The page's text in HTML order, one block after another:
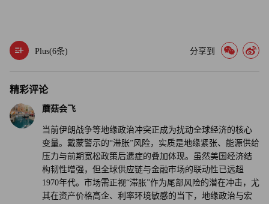
Plus(6条) 分享到
精彩评论
蘑菇会飞
当前伊朗战争等地缘政治冲突正成为扰动全球经济的核心
变量。戴蒙警示的“滞胀”风险，实质是地缘紧张、能源供给
压力与前期宽松政策后遗症的叠加体现。虽然美国经济结
构韧性增强，但全球供应链与金融市场的联动性已远超
1970年代。市场需正视“滞胀”作为尾部风险的潜在冲击，尤
其在资产价格高企、利率环境敏感的当下，地缘政治与宏